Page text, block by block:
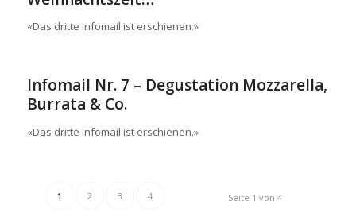
«Das dritte Infomail ist erschienen.»
Infomail Nr. 7 – Degustation Mozzarella,
Burrata & Co.
«Das dritte Infomail ist erschienen.»
Seite 1 von 4
1 2 3 4